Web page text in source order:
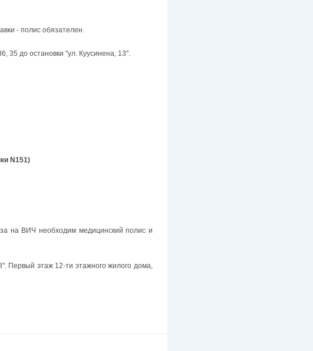
- полис обязателен.
35 до остановки "ул. Куусинена, 13".
N151)
на ВИЧ необходим медицинский полис и
Первый этаж 12-ти этажного жилого дома,